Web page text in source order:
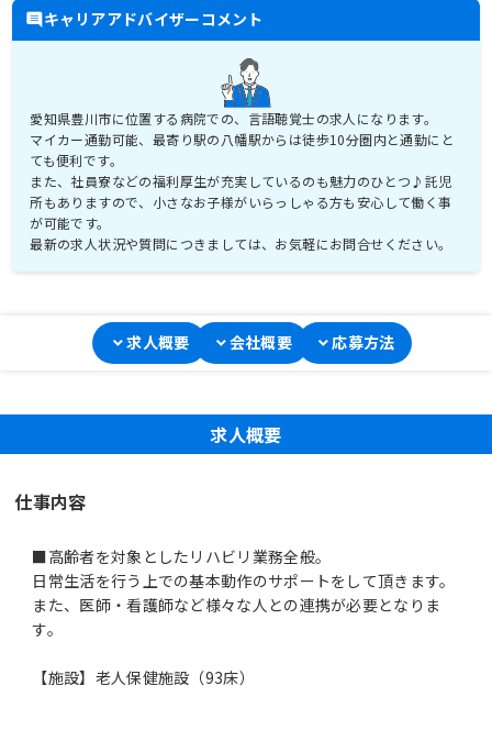
キャリアアドバイザーコメント
愛知県豊川市に位置する病院での、言語聴覚士の求人になります。
マイカー通勤可能、最寄り駅の八幡駅からは徒歩10分圏内と通勤にと
ても便利です。
また、社員寮などの福利厚生が充実しているのも魅力のひとつ♪託児
所もありますので、小さなお子様がいらっしゃる方も安心して働く事
が可能です。
最新の求人状況や質問につきましては、お気軽にお問合せください。
求人概要 会社概要 応募方法
求人概要
仕事内容
■高齢者を対象としたリハビリ業務全般。
日常生活を行う上での基本動作のサポートをして頂きます。
また、医師・看護師など様々な人との連携が必要となりま
す。
【施設】老人保健施設（93床）